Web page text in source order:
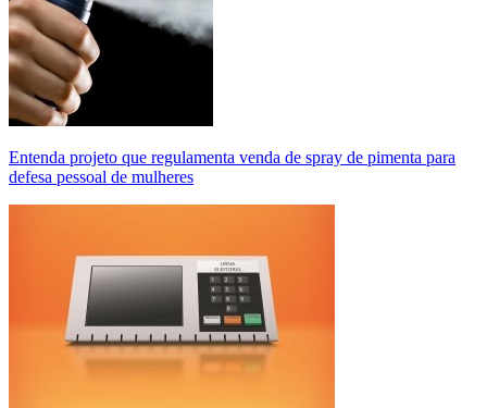
Entenda projeto que regulamenta venda de spray de pimenta para
defesa pessoal de mulheres